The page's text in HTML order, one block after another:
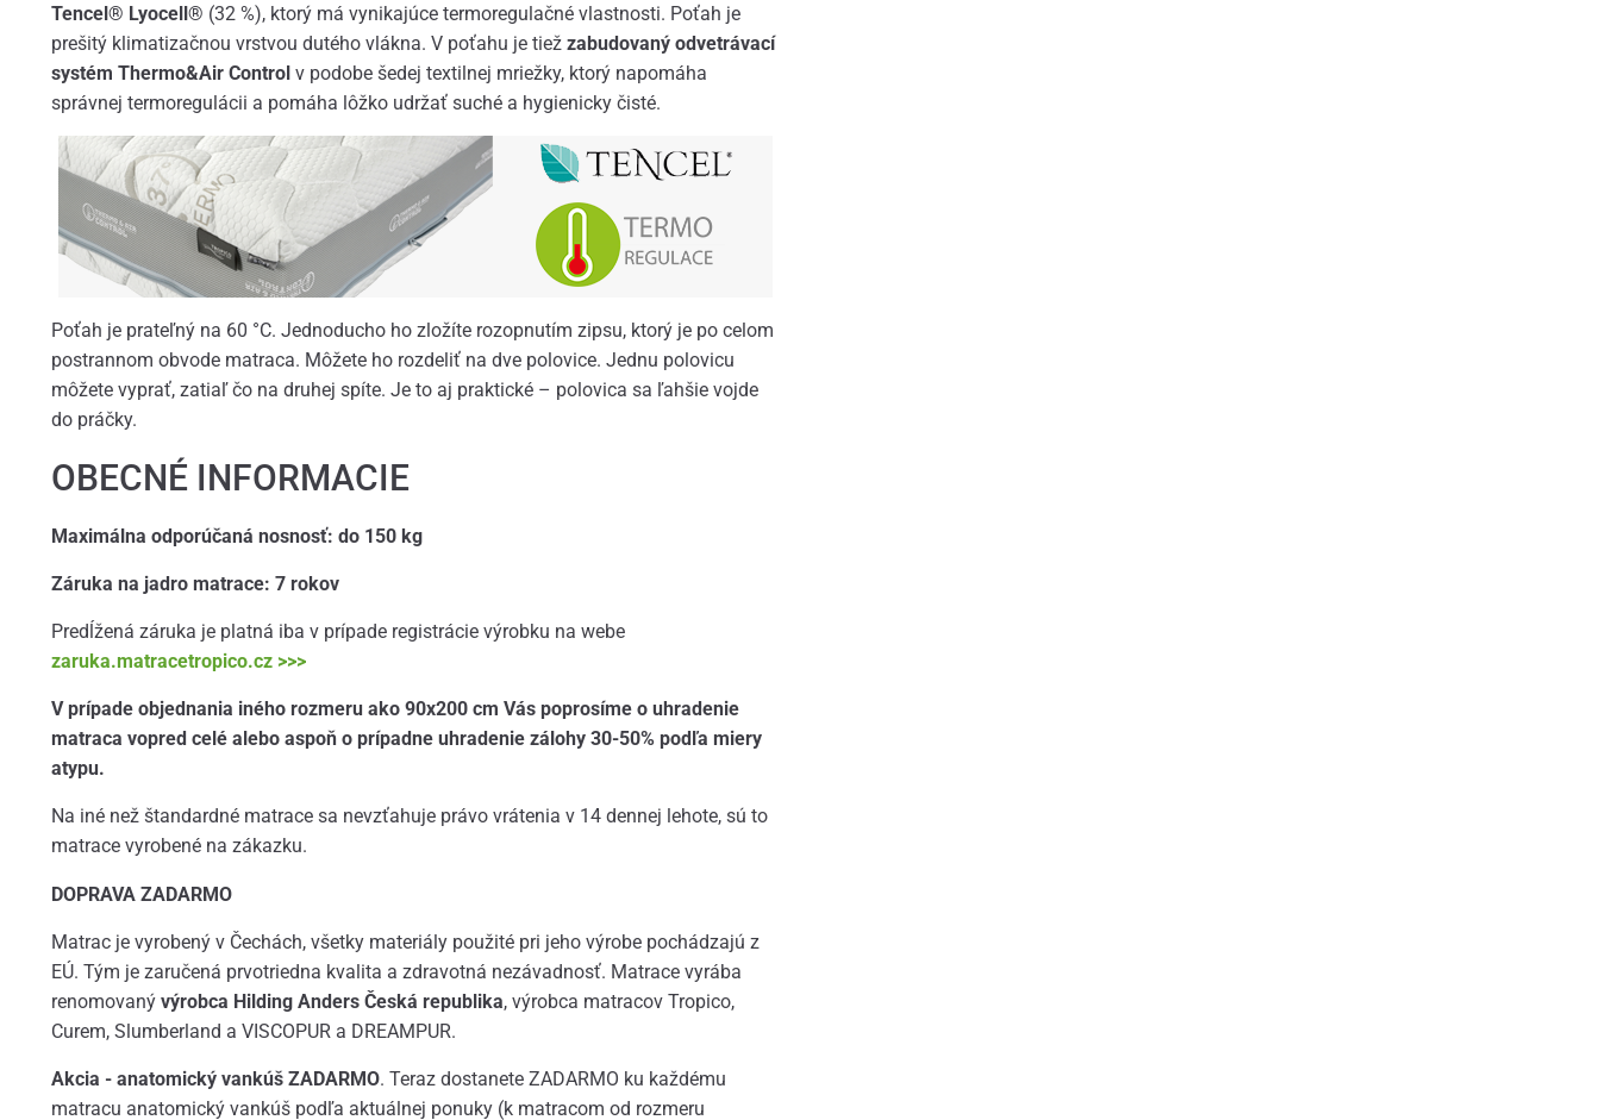
Tencel® Lyocell® (32 %), ktorý má vynikajúce termoregulačné vlastnosti. Poťah je
prešitý klimatizačnou vrstvou dutého vlákna. V poťahu je tiež zabudovaný odvetrávací
systém Thermo&Air Controlv podobe šedej textilnej mriežky, ktorý napomáha
správnej termoregulácii a pomáha lôžko udržať suché a hygienicky čisté.
Poťah je prateľný na 60 °C. Jednoducho ho zložíte rozopnutím zipsu, ktorý je po celom
postrannom obvode matraca. Môžete ho rozdeliť na dve polovice. Jednu polovicu
môžete vyprať, zatiaľ čo na druhej spíte. Je to aj praktické – polovica sa ľahšie vojde
do práčky.
OBECNÉ INFORMACIE
Maximálna odporúčaná nosnosť: do 150 kg
Záruka na jadro matrace: 7 rokov
Predĺžená záruka je platná iba v prípade registrácie výrobku na webe
zaruka.matracetropico.cz >>>
V prípade objednania iného rozmeru ako 90x200 cm Vás poprosíme o uhradenie
matraca vopred celé alebo aspoň o prípadne uhradenie zálohy 30-50% podľa miery
atypu.
Na iné než štandardné matrace sa nevzťahuje právo vrátenia v 14 dennej lehote, sú to
matrace vyrobené na zákazku.
DOPRAVA ZADARMO
Matrac je vyrobený v Čechách, všetky materiály použité pri jeho výrobe pochádzajú z
EÚ. Tým je zaručená prvotriedna kvalita a zdravotná nezávadnosť. Matrace vyrába
renomovaný výrobca Hilding Anders Česká republika, výrobca matracov Tropico,
Curem, Slumberland a VISCOPUR a DREAMPUR.
Akcia - anatomický vankúš ZADARMO. Teraz dostanete ZADARMO ku každému
matracu anatomický vankúš podľa aktuálnej ponuky (k matracom od rozmeru